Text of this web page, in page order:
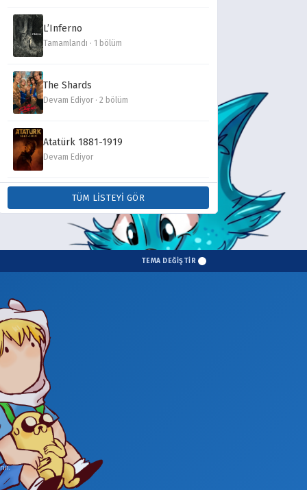
L’Inferno
Tamamlandı · 1 bölüm
The Shards
Devam Ediyor · 2 bölüm
Atatürk 1881-1919
Devam Ediyor
TÜM LISTEYI GÖR
TEMA DEĞİŞTİR